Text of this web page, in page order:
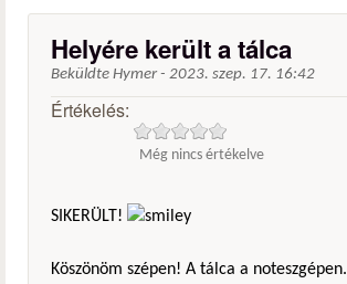
Helyére került a tálca
Beküldte Hymer- 2023. szep. 17. 16:42
Értékelés:
Még nincs értékelve
SIKERÜLT!
Köszönöm szépen! A tálca a noteszgépen.